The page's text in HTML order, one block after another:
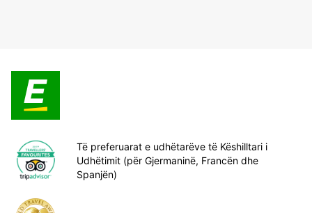
Të preferuarat e udhëtarëve të Këshilltari i
Udhëtimit (për Gjermaninë, Francën dhe
Spanjën)